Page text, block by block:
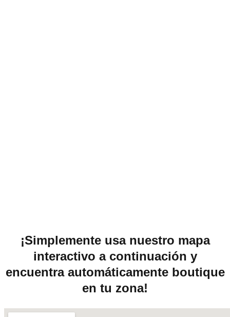
¡Simplemente usa nuestro mapa
interactivo a continuación y
encuentra automáticamente boutique
en tu zona!